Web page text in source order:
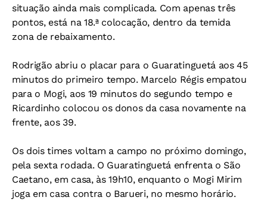
situação ainda mais complicada. Com apenas três
pontos, está na 18.ª colocação, dentro da temida
zona de rebaixamento.
Rodrigão abriu o placar para o Guaratinguetá aos 45
minutos do primeiro tempo. Marcelo Régis empatou
para o Mogi, aos 19 minutos do segundo tempo e
Ricardinho colocou os donos da casa novamente na
frente, aos 39.
Os dois times voltam a campo no próximo domingo,
pela sexta rodada. O Guaratinguetá enfrenta o São
Caetano, em casa, às 19h10, enquanto o Mogi Mirim
joga em casa contra o Barueri, no mesmo horário.